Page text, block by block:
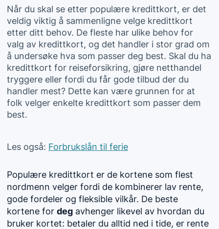
Når du skal se etter populære kredittkort, er det
veldig viktig å sammenligne velge kredittkort
etter ditt behov. De fleste har ulike behov for
valg av kredittkort, og det handler i stor grad om
å undersøke hva som passer deg best. Skal du ha
kredittkort for reiseforsikring, gjøre netthandel
tryggere eller fordi du får gode tilbud der du
handler mest? Dette kan være grunnen for at
folk velger enkelte kredittkort som passer dem
best.
Les også: Forbrukslån til ferie
Populære kredittkort er de kortene som flest
nordmenn velger fordi de kombinerer lav rente,
gode fordeler og fleksible vilkår. De beste
kortene for deg avhenger likevel av hvordan du
bruker kortet: betaler du alltid ned i tide, er rente